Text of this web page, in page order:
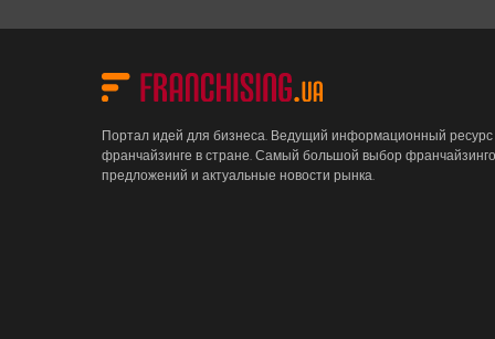
Портал идей для бизнеса. Ведущий информационный ресурс
франчайзинге в стране. Самый большой выбор
предложений и актуальные новости рынка.